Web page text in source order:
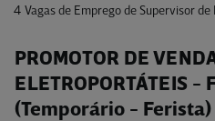
4 Vagas de Emprego de Supervisor de
PROMOTOR DE
ELETROPORTÁTEIS -
(Temporário - Ferista)